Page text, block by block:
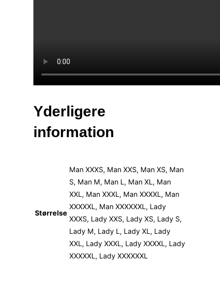
Yderligere
information
Størrelse
Man XXXS, Man XXS, Man XS, Man
S, Man M, Man L, Man XL, Man
XXL, Man XXXL, Man XXXXL, Man
XXXXXL, Man XXXXXXL, Lady
XXXS, Lady XXS, Lady XS, Lady S,
Lady M, Lady L, Lady XL, Lady
XXL, Lady XXXL, Lady XXXXL, Lady
XXXXXL, Lady XXXXXXL